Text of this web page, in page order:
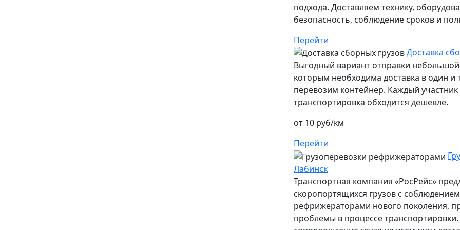
подхода. Доставляем технику,
безопасность, соблюдение сроков и
Перейти
Доставка
Выгодный вариант отправки
которым необходима доставка в один и
перевозим контейнер. Каждый участник
транспортировка обходится дешевле.
от 10 руб/км
Перейти
Лабинск
Транспортная компания «РосРейс»
скоропортящихся грузов с
рефрижераторами нового поколения,
проблемы в процессе